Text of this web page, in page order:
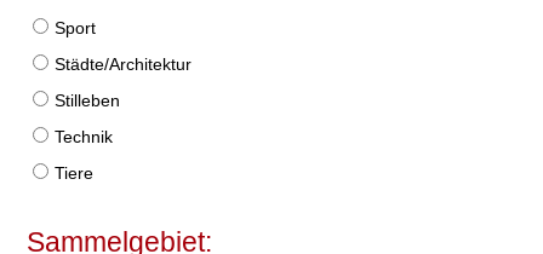
Sport
Städte/Architektur
Stilleben
Technik
Tiere
Sammelgebiet: